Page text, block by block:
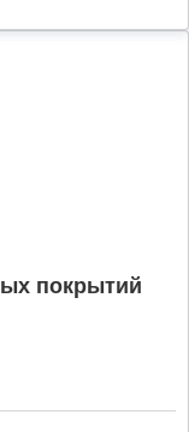
покрытий